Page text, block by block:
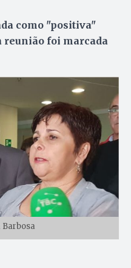
como "positiva"
foi marcada
Barbosa